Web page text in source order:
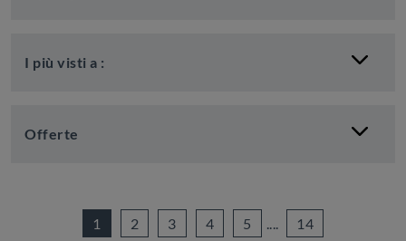
I più visti a :
Offerte
1 2 3 4 5 .... 14